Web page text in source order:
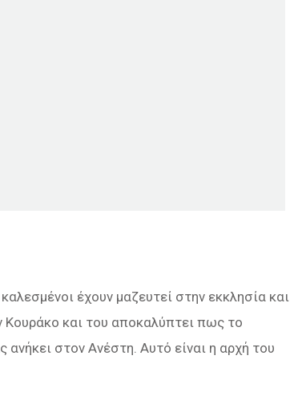
έχουν μαζευτεί στην εκκλησία και
Κουράκο και του αποκαλύπτει πως το
στον Ανέστη. Αυτό είναι η αρχή του